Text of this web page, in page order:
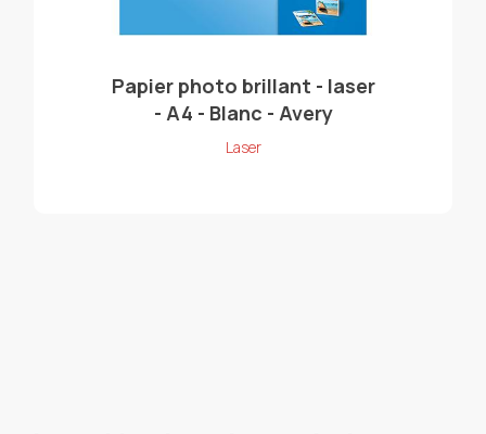
Papier photo brillant - laser
- A4 - Blanc - Avery
Laser